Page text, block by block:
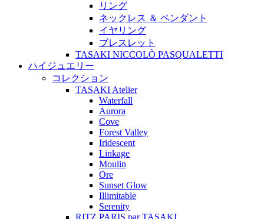
リング
ネックレス ＆ ペンダント
イヤリング
ブレスレット
TASAKI NICCOLÒ PASQUALETTI
ハイジュエリー
コレクション
TASAKI Atelier
Waterfall
Aurora
Cove
Forest Valley
Iridescent
Linkage
Moulin
Ore
Sunset Glow
Illimitable
Serenity
RITZ PARIS par TASAKI